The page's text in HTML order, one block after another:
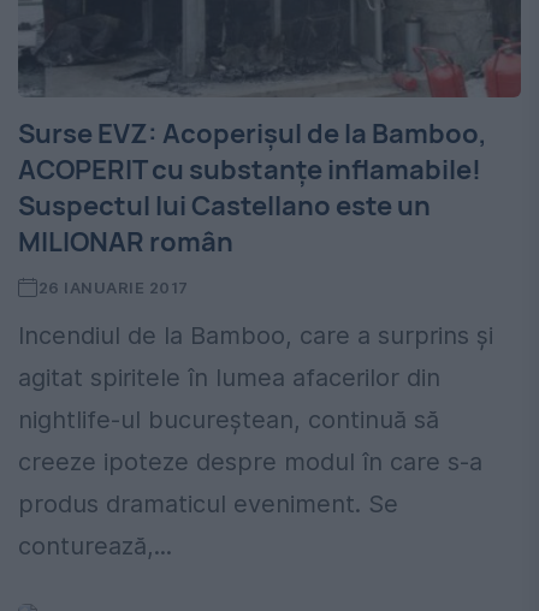
Surse EVZ: Acoperişul de la Bamboo,
ACOPERIT cu substanţe inflamabile!
Suspectul lui Castellano este un
MILIONAR român
26 IANUARIE 2017
Incendiul de la Bamboo, care a surprins şi
agitat spiritele în lumea afacerilor din
nightlife-ul bucureştean, continuă să
creeze ipoteze despre modul în care s-a
produs dramaticul eveniment. Se
conturează,...